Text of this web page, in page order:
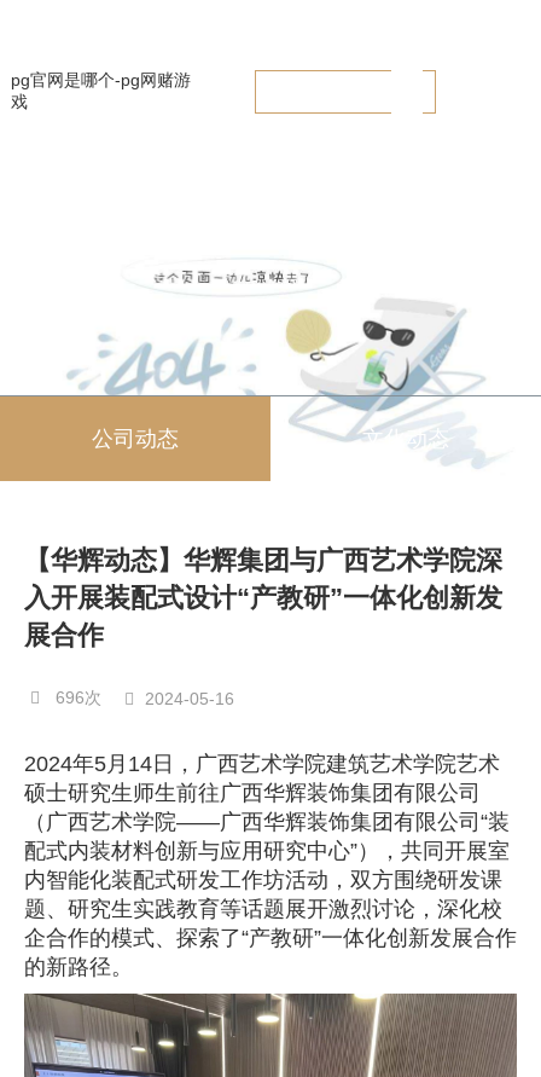
pg官网是哪个-pg网赌游
戏
公司动态 文化动态
【华辉动态】华辉集团与广西艺术学院深
入开展装配式设计“产教研”一体化创新发
展合作
696次 2024-05-16
2024年5月14日，广西艺术学院建筑艺术学院艺术
硕士研究生师生前往广西华辉装饰集团有限公司
（广西艺术学院——广西华辉装饰集团有限公司“装
配式内装材料创新与应用研究中心”），共同开展室
内智能化装配式研发工作坊活动，双方围绕研发课
题、研究生实践教育等话题展开激烈讨论，深化校
企合作的模式、探索了“产教研”一体化创新发展合作
的新路径。